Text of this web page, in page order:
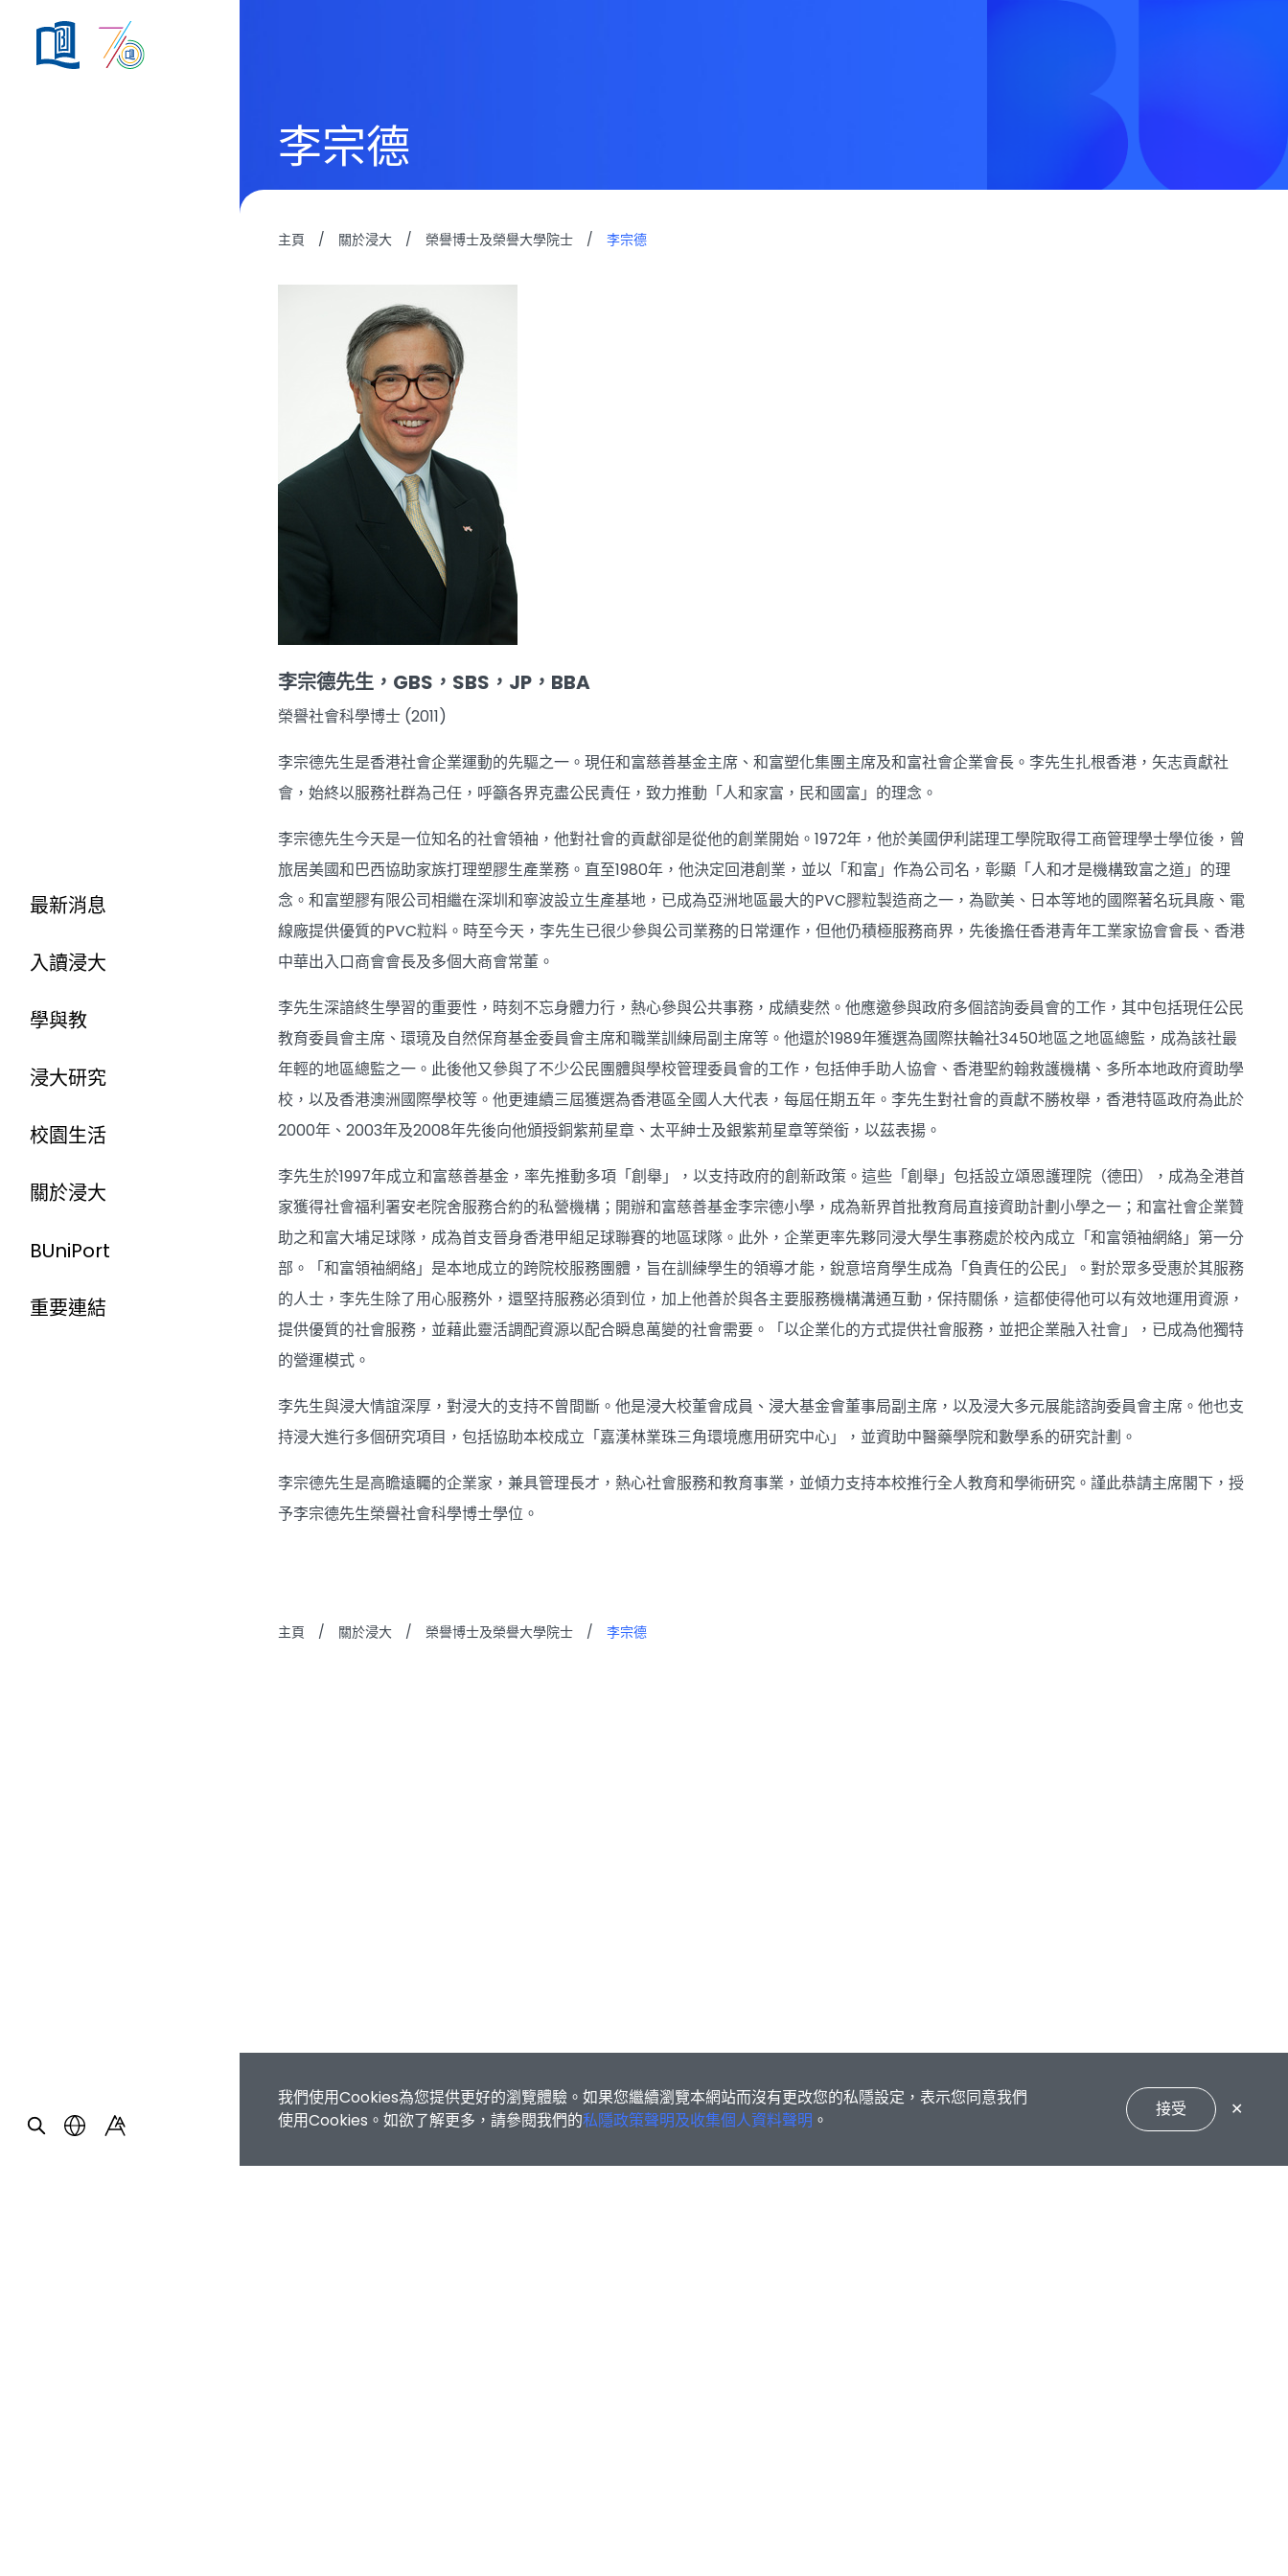
最新消息
入讀浸大
學與教
浸大研究
校園生活
關於浸大
BUniPort
重要連結
李宗德
主頁 / 關於浸大 / 榮譽博士及榮譽大學院士 / 李宗德
李宗德先生，GBS，SBS，JP，BBA
榮譽社會科學博士 (2011)
李宗德先生是香港社會企業運動的先驅之一。現任和富慈善基金主席、和富塑化集團主席及和富社會企業會長。李先生扎根香港，矢志貢獻社
會，始終以服務社群為己任，呼籲各界克盡公民責任，致力推動「人和家富，民和國富」的理念。
李宗德先生今天是一位知名的社會領袖，他對社會的貢獻卻是從他的創業開始。1972年，他於美國伊利諾理工學院取得工商管理學士學位後，曾
旅居美國和巴西協助家族打理塑膠生產業務。直至1980年，他決定回港創業，並以「和富」作為公司名，彰顯「人和才是機構致富之道」的理
念。和富塑膠有限公司相繼在深圳和寧波設立生產基地，已成為亞洲地區最大的PVC膠粒製造商之一，為歐美、日本等地的國際著名玩具廠、電
線廠提供優質的PVC粒料。時至今天，李先生已很少參與公司業務的日常運作，但他仍積極服務商界，先後擔任香港青年工業家協會會長、香港
中華出入口商會會長及多個大商會常董。
李先生深諳終生學習的重要性，時刻不忘身體力行，熱心參與公共事務，成績斐然。他應邀參與政府多個諮詢委員會的工作，其中包括現任公民
教育委員會主席、環璄及自然保育基金委員會主席和職業訓練局副主席等。他還於1989年獲選為國際扶輪社3450地區之地區總監，成為該社最
年輕的地區總監之一。此後他又參與了不少公民團體與學校管理委員會的工作，包括伸手助人協會、香港聖約翰救護機構、多所本地政府資助學
校，以及香港澳洲國際學校等。他更連續三屆獲選為香港區全國人大代表，每屆任期五年。李先生對社會的貢獻不勝枚舉，香港特區政府為此於
2000年、2003年及2008年先後向他頒授銅紫荊星章、太平紳士及銀紫荊星章等榮銜，以茲表揚。
李先生於1997年成立和富慈善基金，率先推動多項「創舉」，以支持政府的創新政策。這些「創舉」包括設立頌恩護理院（德田），成為全港首
家獲得社會福利署安老院舍服務合約的私營機構；開辦和富慈善基金李宗德小學，成為新界首批教育局直接資助計劃小學之一；和富社會企業贊
助之和富大埔足球隊，成為首支晉身香港甲組足球聯賽的地區球隊。此外，企業更率先夥同浸大學生事務處於校內成立「和富領袖網絡」第一分
部。「和富領袖網絡」是本地成立的跨院校服務團體，旨在訓練學生的領導才能，銳意培育學生成為「負責任的公民」。對於眾多受惠於其服務
的人士，李先生除了用心服務外，還堅持服務必須到位，加上他善於與各主要服務機構溝通互動，保持關係，這都使得他可以有效地運用資源，
提供優質的社會服務，並藉此靈活調配資源以配合瞬息萬變的社會需要。「以企業化的方式提供社會服務，並把企業融入社會」，已成為他獨特
的營運模式。
李先生與浸大情誼深厚，對浸大的支持不曾間斷。他是浸大校董會成員、浸大基金會董事局副主席，以及浸大多元展能諮詢委員會主席。他也支
持浸大進行多個研究項目，包括協助本校成立「嘉漢林業珠三角環境應用研究中心」，並資助中醫藥學院和數學系的研究計劃。
李宗德先生是高瞻遠矚的企業家，兼具管理長才，熱心社會服務和教育事業，並傾力支持本校推行全人教育和學術研究。謹此恭請主席閣下，授
予李宗德先生榮譽社會科學博士學位。
主頁 / 關於浸大 / 榮譽博士及榮譽大學院士 / 李宗德
我們使用Cookies為您提供更好的瀏覽體驗。如果您繼續瀏覽本網站而沒有更改您的私隱設定，表示您同意我們
使用Cookies。如欲了解更多，請參閱我們的私隱政策聲明及收集個人資料聲明 。
接受 ✕